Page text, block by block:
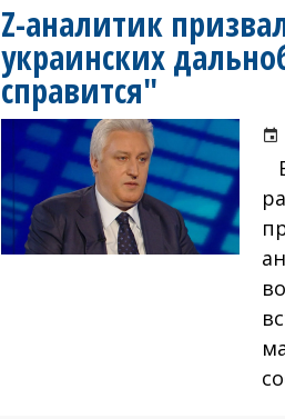
Z-аналитик
украинских
справится"